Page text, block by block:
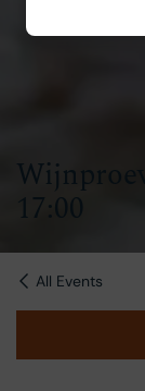
17:00
All Events